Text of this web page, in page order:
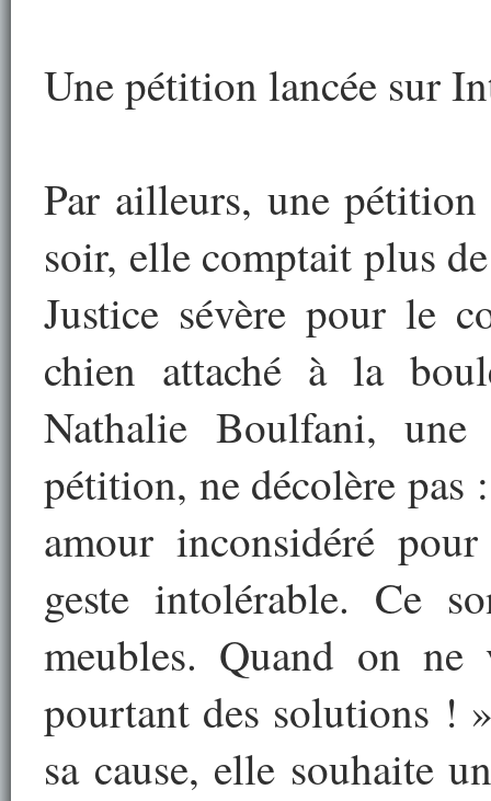
Une pétition lancée sur
Par ailleurs, une
soir, elle comptait plus
Justice sévère pour le
chien attaché à la
Nathalie Boulfani,
pétition, ne décolère
amour inconsidéré
geste intolérable. Ce
meubles. Quand on
pourtant des solutions !
sa cause, elle souhaite